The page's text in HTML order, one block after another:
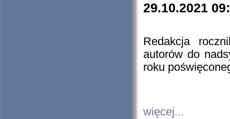
29.10.2021
Redakcja
autorów do
roku
więcej...